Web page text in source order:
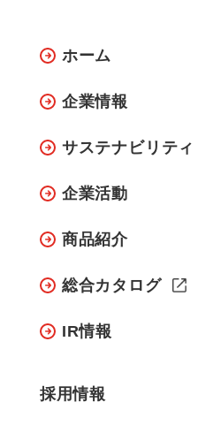
ホーム
企業情報
サステナビリティ
企業活動
商品紹介
総合カタログ
IR情報
採用情報